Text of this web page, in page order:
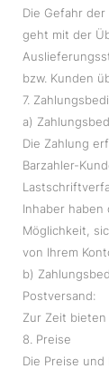
Die Gefahr der
geht mit der
bzw. Kunden
7.
a)
Die Zahlung
Barzahler-
Inhaber haben
Möglichkeit,
von Ihrem
b)
Postversand:
Zur Zeit bieten
8. Preise
Die Preise